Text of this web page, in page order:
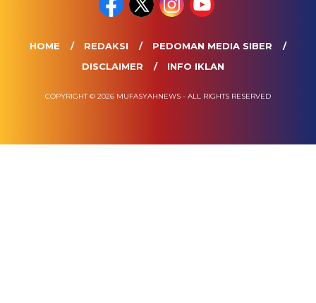
HOME REDAKSI
PEDOMAN MEDIA SIBER
DISCLAIMER
INFO IKLAN
COPYRIGHT © 2026 MUFASYAHNEWS - ALL RIGHTS RESERVED